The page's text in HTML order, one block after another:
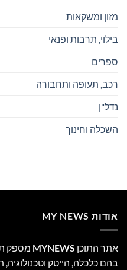
מזון ומשקאות
בילוי, תרבות ופנאי
ספרים
רכב, תעופה ותחבורה
נדל"ן
השכלה וחינוך
אודות MY NEWS
אתר התוכן MYNEWS מספק
בהם כלכלה, הייטק וטכנולוגיה,